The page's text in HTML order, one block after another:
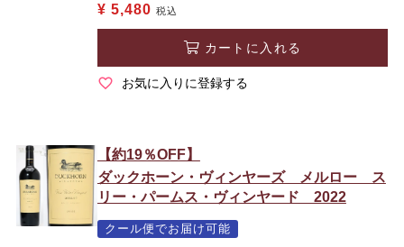
¥ 5,480 税込
カートに入れる
お気に入りに登録する
【約19％OFF】
ダックホーン・ヴィンヤーズ メルロー ス
リー・パームス・ヴィンヤード 2022
クール便でお届け可能